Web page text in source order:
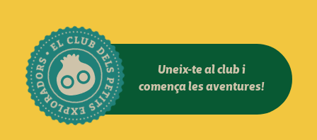
Uneix-te al club i
comença les aventures!